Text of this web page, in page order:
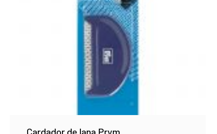
Cardador de lana Prym